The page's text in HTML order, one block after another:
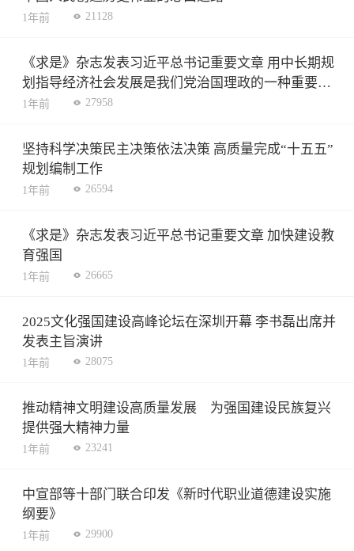
1年前 21128
《求是》杂志发表习近平总书记重要文章 用中长期规
划指导经济社会发展是我们党治国理政的一种重要方
式
1年前 27958
坚持科学决策民主决策依法决策 高质量完成“十五五”
规划编制工作
1年前 26594
《求是》杂志发表习近平总书记重要文章 加快建设教
育强国
1年前 26665
2025文化强国建设高峰论坛在深圳开幕 李书磊出席并
发表主旨演讲
1年前 28075
推动精神文明建设高质量发展 为强国建设民族复兴
提供强大精神力量
1年前 23241
中宣部等十部门联合印发《新时代职业道德建设实施
纲要》
1年前 29900